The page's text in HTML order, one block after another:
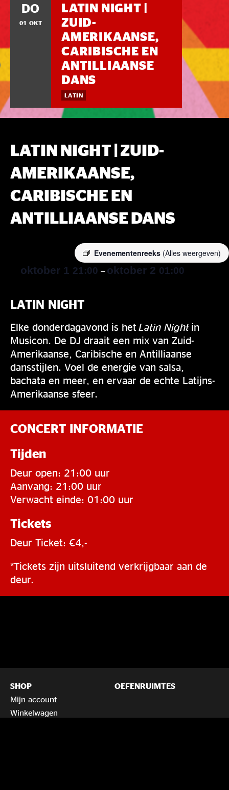
DO
01 OKT
LATIN NIGHT |
ZUID-
AMERIKAANSE,
CARIBISCHE EN
ANTILLIAANSE
DANS
LATIN
LATIN NIGHT | ZUID-
AMERIKAANSE,
CARIBISCHE EN
ANTILLIAANSE DANS
Evenementenreeks (Alles weergeven)
oktober 1 21:00 – oktober 2 01:00
LATIN NIGHT
Elke donderdagavond is het Latin Night in
Musicon. De DJ draait een mix van Zuid-
Amerikaanse, Caribische en Antilliaanse
dansstijlen. Voel de energie van salsa,
bachata en meer, en ervaar de echte Latijns-
Amerikaanse sfeer.
CONCERT INFORMATIE
Tijden
Deur open: 21:00 uur
Aanvang: 21:00 uur
Verwacht einde: 01:00 uur
Tickets
Deur Ticket: €4,-
*Tickets zijn uitsluitend verkrijgbaar aan de
deur.
SHOP
Mijn account
Winkelwagen
OEFENRUIMTES